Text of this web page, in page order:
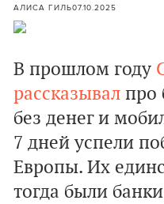
АЛИСА ГИЛЬ07.10.2025
В прошлом году
рассказывал про
без денег и
7 дней успели
Европы. Их
тогда были